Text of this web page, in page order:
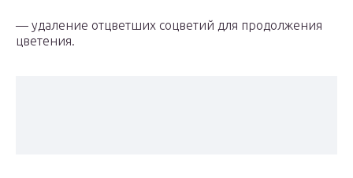
— удаление отцветших соцветий для продолжения
цветения.